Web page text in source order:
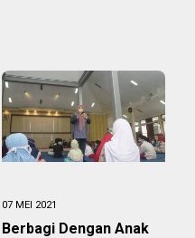
07 MEI 2021
Berbagi Dengan Anak